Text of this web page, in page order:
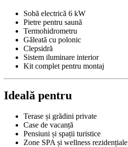
Sobă electrică 6 kW
Pietre pentru saună
Termohidrometru
Găleată cu polonic
Clepsidră
Sistem iluminare interior
Kit complet pentru montaj
Ideală pentru
Terase și grădini private
Case de vacanță
Pensiuni și spații turistice
Zone SPA și wellness rezidențiale